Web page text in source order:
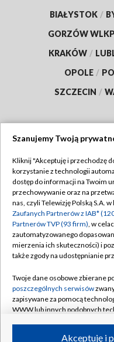
BIAŁYSTOK /
GORZÓW
KRAKÓW /
OPOLE /
SZCZECIN /
Abonament TVP
Emisja w TVP
Centrum informacji
Naziemna Telewizja
Rada Programowa
System NOS
Informacje o nadawcy
Szanujemy Twoją
Kliknij "Akceptuję i przechodzę
korzystanie z technologii
dostęp do informacji na Twoim
przechowywanie oraz na
nas, czyli Telewizję Polską S.A.
Zaufanych Partnerów z IAB*
Partnerów TVP (93 firm), w
zautomatyzowanego
mierzenia ich skuteczności) i
także zgody na udostępnianie
Twoje dane osobowe zbierane
poszczególnych serwisów
zapisywane za pomocą
WWW lub innych podobnych
Akceptuję i